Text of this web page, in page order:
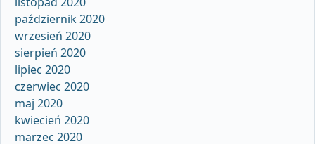
październik 2020
wrzesień 2020
sierpień 2020
lipiec 2020
czerwiec 2020
maj 2020
kwiecień 2020
marzec 2020